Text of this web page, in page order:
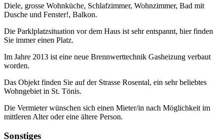
Diele, grosse Wohnküche, Schlafzimmer, Wohnzimmer, Bad mit
Dusche und Fenster!, Balkon.
Die Parklplatzsituation vor dem Haus ist sehr entspannt, hier finden
Sie immer einen Platz.
Im Jahre 2013 ist eine neue Brennwerttechnik Gasheizung verbaut
worden.
Das Objekt finden Sie auf der Strasse Rosental, ein sehr beliebtes
Wohngebiet in St. Tönis.
Die Vermieter wünschen sich einen Mieter/in nach Möglichkeit im
mittleren Alter oder eine ältere Person.
Sonstiges